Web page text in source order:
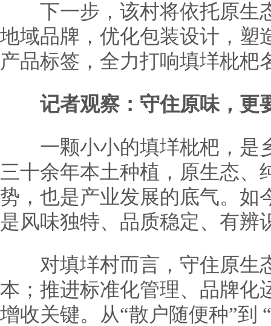
下一步，该村将依托原生
地域品牌，优化包装设计，塑
产品标签，全力打响填垟枇杷
记者观察：守住原味，更
一颗小小的填垟枇杷，是
三十余年本土种植，原生态、
势，也是产业发展的底气。如
是风味独特、品质稳定、有辨
对填垟村而言，守住原生
本；推进标准化管理、品牌化
增收关键。从“散户随便种”到